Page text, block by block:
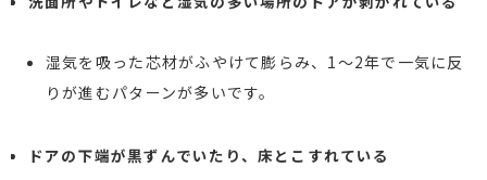
湿気を吸った芯材がふやけて膨らみ、1〜2年で一気に反
りが進むパターンが多いです。
ドアの下端が黒ずんでいたり、床とこすれている